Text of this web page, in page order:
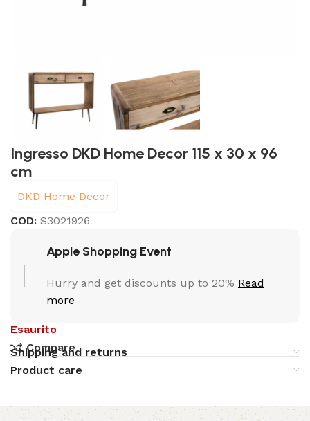
Ingresso DKD Home Decor 115 x 30 x 96
cm
DKD Home Decor
COD:S3021926
Apple Shopping Event
Hurry and get discounts up to 20% Read
more
Esaurito
Compare
Shipping and returns
Product care